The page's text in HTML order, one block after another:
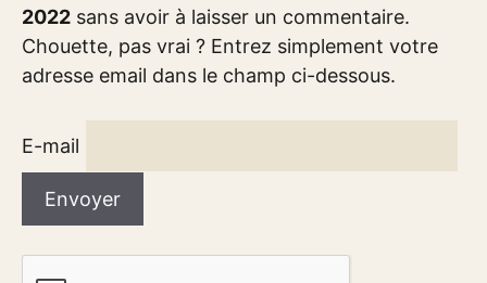
2022 sans avoir à laisser un commentaire.
Chouette, pas vrai ? Entrez simplement votre
adresse email dans le champ ci-dessous.
E-mail